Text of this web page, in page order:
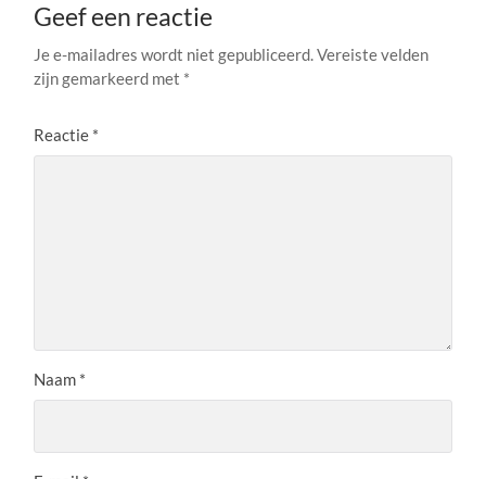
Geef een reactie
Je e-mailadres wordt niet gepubliceerd.Vereiste velden
zijn gemarkeerd met *
Reactie *
Naam *